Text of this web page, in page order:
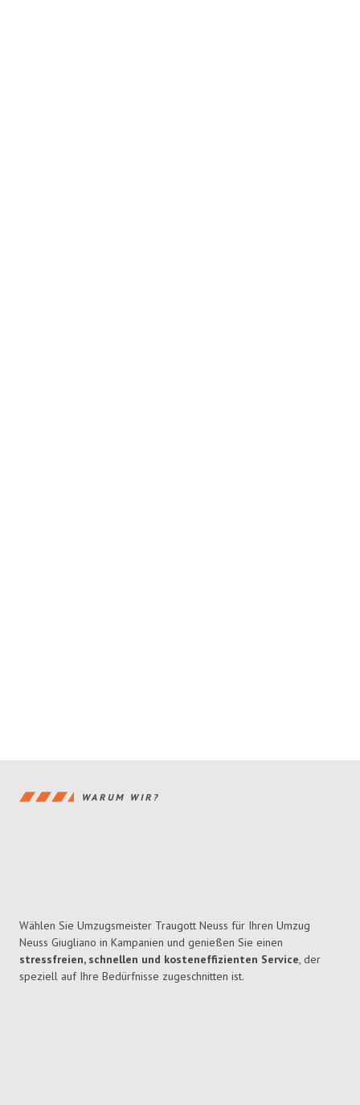
WARUM WIR?
Wählen Sie Umzugsmeister Traugott Neuss für Ihren Umzug
Neuss Giugliano in Kampanien und genießen Sie einen
stressfreien, schnellen und kosteneffizienten Service, der
speziell auf Ihre Bedürfnisse zugeschnitten ist.